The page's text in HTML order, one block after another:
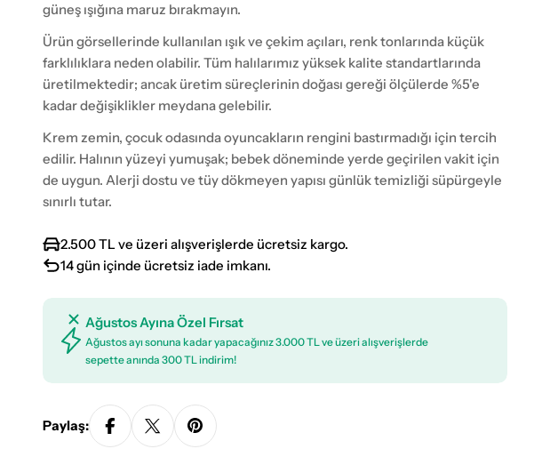
güneş ışığına maruz bırakmayın.
Ürün görsellerinde kullanılan ışık ve çekim açıları, renk tonlarında küçük
farklılıklara neden olabilir. Tüm halılarımız yüksek kalite standartlarında
üretilmektedir; ancak üretim süreçlerinin doğası gereği ölçülerde %5'e
kadar değişiklikler meydana gelebilir.
Krem zemin, çocuk odasında oyuncakların rengini bastırmadığı için tercih
edilir. Halının yüzeyi yumuşak; bebek döneminde yerde geçirilen vakit için
de uygun. Alerji dostu ve tüy dökmeyen yapısı günlük temizliği süpürgeyle
sınırlı tutar.
2.500 TL ve üzeri alışverişlerde ücretsiz kargo.
14 gün içinde ücretsiz iade imkanı.
Ağustos Ayına Özel Fırsat
Ağustos ayı sonuna kadar yapacağınız 3.000 TL ve üzeri alışverişlerde
sepette anında 300 TL indirim!
Paylaş: